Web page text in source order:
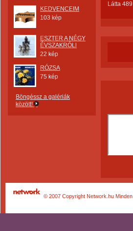
KEDVENCEIM
103 kép
ESZTER A NÉGY
ÉVSZAKRÓLl
22 kép
RÓZSA
75 kép
Böngéssz a galériák
között!
Látta
© 2007 Copyright Network.hu Minden